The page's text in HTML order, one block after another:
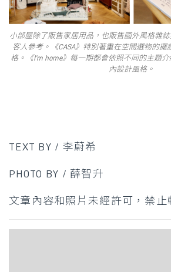
小部屋除了販售家居用品，也販售國外風格雜
客人參考。《CASA》特別著重在空間選物的
格。《I’m home》每一期都會依照不同的主題
內設計風格。
TEXT BY / 李蔚希
PHOTO BY / 薛智升
文章內容和照片未經許可，禁止